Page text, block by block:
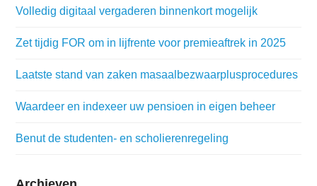
Volledig digitaal vergaderen binnenkort mogelijk
Zet tijdig FOR om in lijfrente voor premieaftrek in 2025
Laatste stand van zaken masaalbezwaarplusprocedures
Waardeer en indexeer uw pensioen in eigen beheer
Benut de studenten- en scholierenregeling